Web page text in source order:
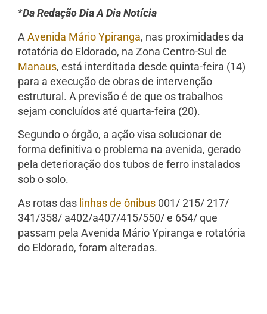
*Da Redação Dia A Dia Notícia
A Avenida Mário Ypiranga, nas proximidades da
rotatória do Eldorado, na Zona Centro-Sul de
Manaus, está interditada desde quinta-feira (14)
para a execução de obras de intervenção
estrutural. A previsão é de que os trabalhos
sejam concluídos até quarta-feira (20).
Segundo o órgão, a ação visa solucionar de
forma definitiva o problema na avenida, gerado
pela deterioração dos tubos de ferro instalados
sob o solo.
As rotas das linhas de ônibus 001/ 215/ 217/
341/358/ a402/a407/415/550/ e 654/ que
passam pela Avenida Mário Ypiranga e rotatória
do Eldorado, foram alteradas.